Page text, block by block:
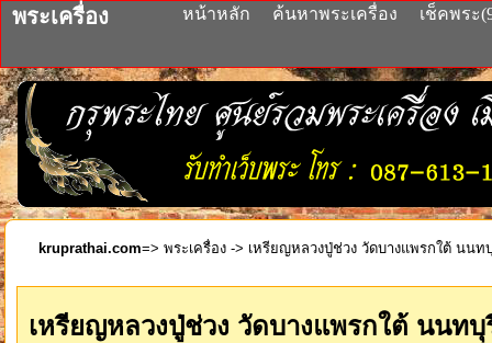
พระเครื่อง หน้าหลัก ค้นหาพระเครื่อง เช็คพระ
kruprathai.com=> พระเครื่อง -> เหรียญหลวงปู่ช่วง วัดบางแพรกใต้ นน
เหรียญหลวงปู่ช่วง วัดบางแพรกใต้ นนท